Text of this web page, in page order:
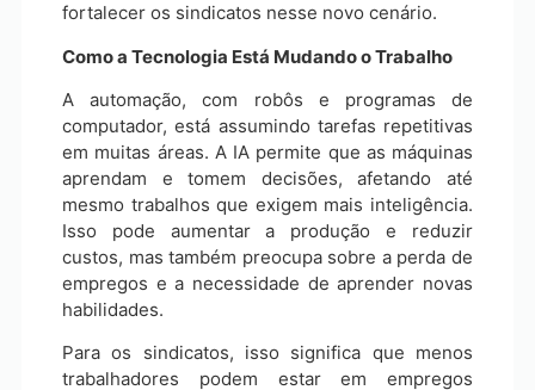
fortalecer os sindicatos nesse novo cenário.
Como a Tecnologia Está Mudando o Trabalho
A automação, com robôs e programas de
computador, está assumindo tarefas repetitivas
em muitas áreas. A IA permite que as máquinas
aprendam e tomem decisões, afetando até
mesmo trabalhos que exigem mais inteligência.
Isso pode aumentar a produção e reduzir
custos, mas também preocupa sobre a perda de
empregos e a necessidade de aprender novas
habilidades.
Para os sindicatos, isso significa que menos
trabalhadores podem estar em empregos